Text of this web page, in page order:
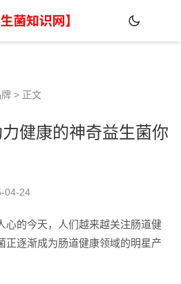
> 正文
健康的神奇益生菌你
04-24
心的今天，人们越来越关注肠道健
正逐渐成为肠道健康领域的明星产